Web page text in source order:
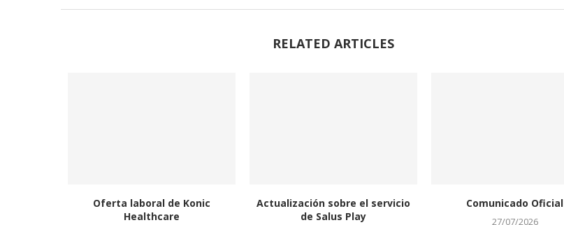
RELATED ARTICLES
Oferta laboral de Konic
Healthcare
Actualización sobre el servicio
de Salus Play
Comunicado Oficial
27/07/2026